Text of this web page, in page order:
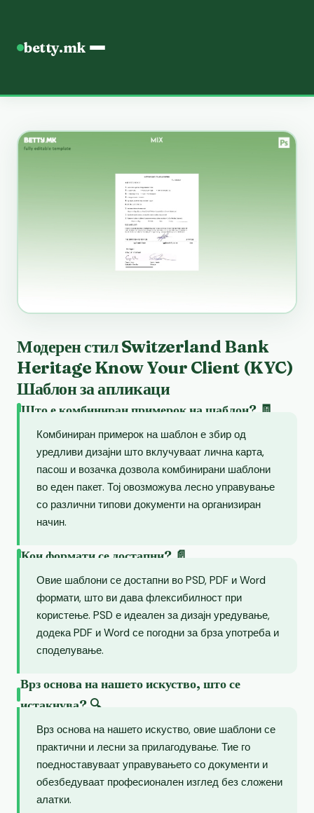
betty.mk
Модерен стил Switzerland Bank
Heritage Know Your Client (KYC)
Шаблон за апликаци
Што е комбиниран примерок на шаблон? 🧾
Комбиниран примерок на шаблон е збир од
уредливи дизајни што вклучуваат лична карта,
пасош и возачка дозвола комбинирани шаблони
во еден пакет. Тој овозможува лесно управување
со различни типови документи на организиран
начин.
Кои формати се достапни? 📄
Овие шаблони се достапни во PSD, PDF и Word
формати, што ви дава флексибилност при
користење. PSD е идеален за дизајн уредување,
додека PDF и Word се погодни за брза употреба и
споделување.
Врз основа на нашето искуство, што се
истакнува? 🔍
Врз основа на нашето искуство, овие шаблони се
практични и лесни за прилагодување. Тие го
поедноставуваат управувањето со документи и
обезбедуваат професионален изглед без сложени
алатки.